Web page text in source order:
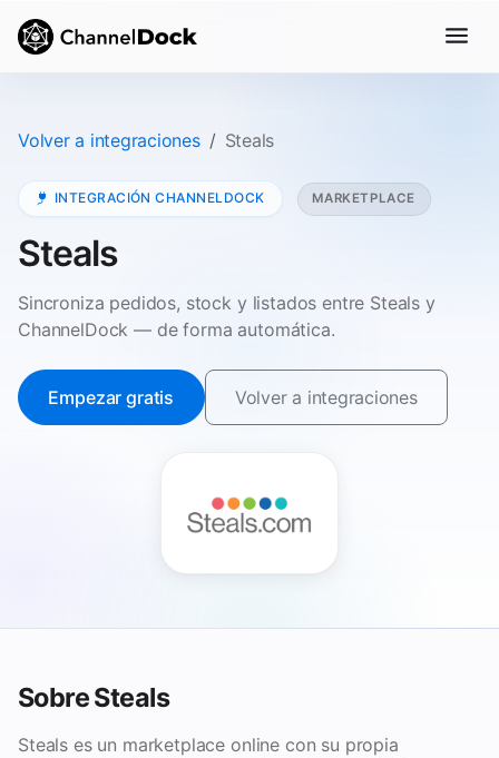
Volver a integraciones Steals
INTEGRACIÓN CHANNELDOCK MARKETPLACE
Steals
Sincroniza pedidos, stock y listados entre Steals y
ChannelDock — de forma automática.
Empezar gratis Volver a integraciones
Sobre Steals
Steals es un marketplace online con su propia